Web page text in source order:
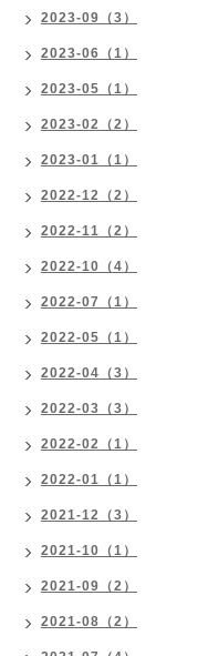
2023-09（3）
2023-06（1）
2023-05（1）
2023-02（2）
2023-01（1）
2022-12（2）
2022-11（2）
2022-10（4）
2022-07（1）
2022-05（1）
2022-04（3）
2022-03（3）
2022-02（1）
2022-01（1）
2021-12（3）
2021-10（1）
2021-09（2）
2021-08（2）